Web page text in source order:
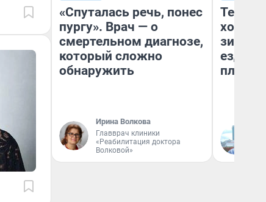
«Спуталась речь, понес
пургу». Врач — о
смертельном диагнозе,
который сложно
обнаружить
Ирина Волкова
Главврач клиники
«Реабилитация доктора
Волковой»
Тепло
зимой.
ездит
плюсы